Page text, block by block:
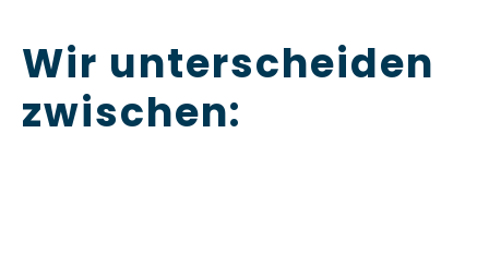
Wir unterscheiden
zwischen: